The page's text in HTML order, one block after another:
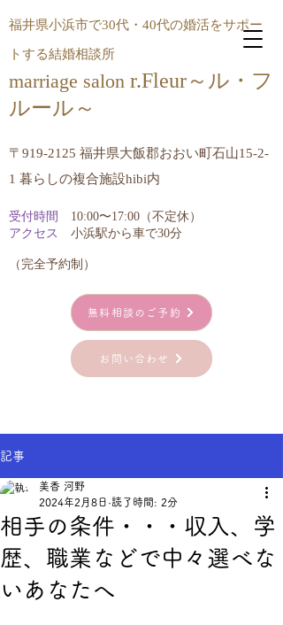
福井県小浜市で30代・40代の婚活をサポー
トする結婚相談所
marriage salon r.Fleur～ル・フ
ルール​～
〒919-2125 福井県大飯郡おおい町石山15-2-
1 暮らしの複合施設hibi内
受付時間
10:00〜17:00（不定休）
アクセス
小浜駅から車で30分
無料相談のご予約
お問い合わせ
​（完全予約制）
記事
相手の条件・・・収入、学
歴、職業などで中々選べな
いあなたへ
美香 河野
2024年2月8日 読了時間: 2分